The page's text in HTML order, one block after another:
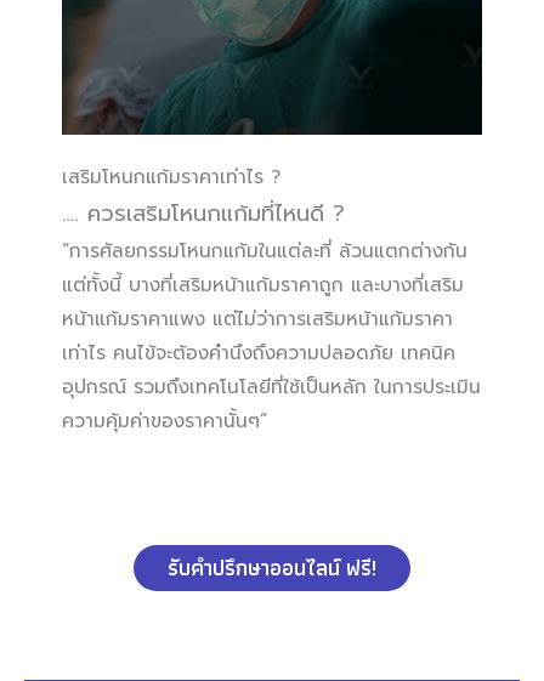
เสริมโหนกแก้มราคาเท่าไร ?
…. ควรเสริมโหนกแก้มที่ไหนดี ?
“การศัลยกรรมโหนกแก้มในแต่ละที่ ล้วนแตกต่างกัน
แต่ทั้งนี้ บางที่เสริมหน้าแก้มราคาถูก และบางที่เสริม
หน้าแก้มราคาแพง แต่ไม่ว่าการเสริมหน้าแก้มราคา
เท่าไร คนไข้จะต้องคำนึงถึงความปลอดภัย เทคนิค
อุปกรณ์ รวมถึงเทคโนโลยีที่ใช้เป็นหลัก ในการประเมิน
ความคุ้มค่าของราคานั้นๆ”
รับคำปรึกษาออนไลน์ ฟรี!